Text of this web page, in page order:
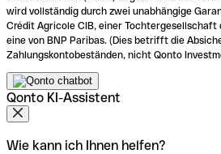
wird vollständig durch zwei unabhängige
Crédit Agricole CIB, einer Tochtergesellschaft
eine von BNP Paribas. (Dies betrifft die
Zahlungskontobeständen, nicht Qonto
Qonto KI-Assistent
Wie kann ich Ihnen helfen?